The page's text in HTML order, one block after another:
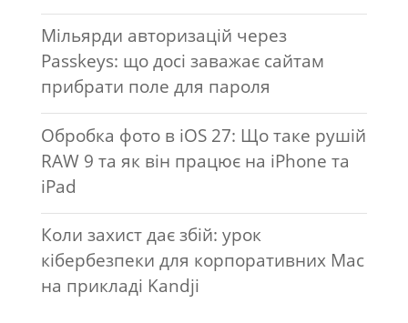
Мільярди авторизацій через
Passkeys: що досі заважає сайтам
прибрати поле для пароля
Обробка фото в iOS 27: Що таке рушій
RAW 9 та як він працює на iPhone та
iPad
Коли захист дає збій: урок
кібербезпеки для корпоративних Mac
на прикладі Kandji